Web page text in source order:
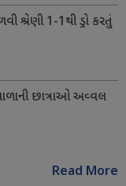
શ્રેણી 1-1થી ડ્રો કરતું
છાત્રાઓ અવ્વલ
Read More